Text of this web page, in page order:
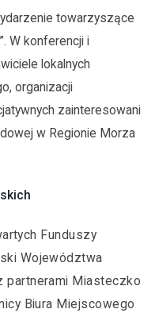
towarzyszące
W konferencji i
lokalnych
organizacji
zainteresowani
w Regionie Morza
Funduszy
Województwa
partnerami Miasteczko
Biura Miejscowego